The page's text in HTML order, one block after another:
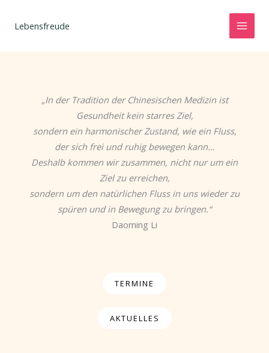
InhaltLebensfreude
„In der Tradition der Chinesischen Medizin ist
Gesundheit kein starres Ziel,
sondern ein harmonischer Zustand, wie ein Fluss,
der sich frei und ruhig bewegen kann…
Deshalb kommen wir zusammen, nicht nur um ein
Ziel zu erreichen,
sondern um den natürlichen Fluss in uns wieder zu
spüren und in Bewegung zu bringen.“
Daoming Li
TERMINE
AKTUELLES